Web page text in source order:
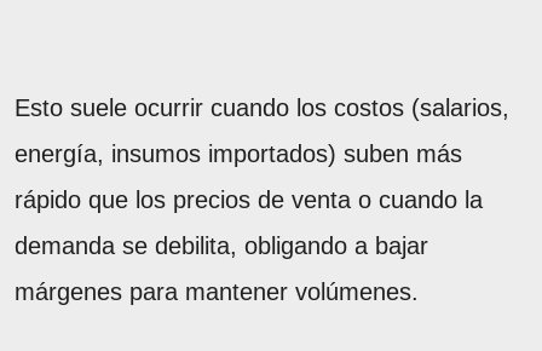
Esto suele ocurrir cuando los costos (salarios,
energía, insumos importados) suben más
rápido que los precios de venta o cuando la
demanda se debilita, obligando a bajar
márgenes para mantener volúmenes.